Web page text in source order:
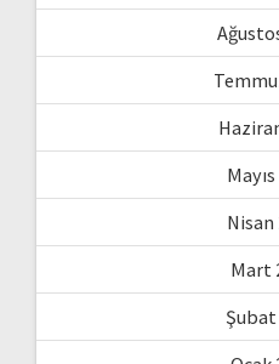
Nisan
Mart
Şubat